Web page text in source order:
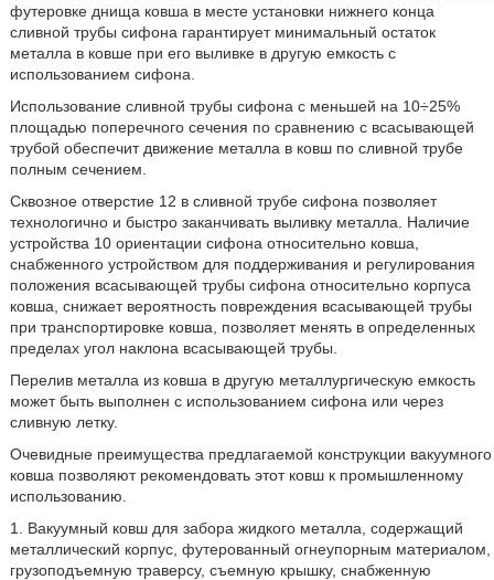
футеровке днища ковша в месте установки нижнего конца
сливной трубы сифона гарантирует минимальный остаток
металла в ковше при его выливке в другую емкость с
использованием сифона.
Использование сливной трубы сифона с меньшей на 10÷25%
площадью поперечного сечения по сравнению с всасывающей
трубой обеспечит движение металла в ковш по сливной трубе
полным сечением.
Сквозное отверстие 12 в сливной трубе сифона позволяет
технологично и быстро заканчивать выливку металла. Наличие
устройства 10 ориентации сифона относительно ковша,
снабженного устройством для поддерживания и регулирования
положения всасывающей трубы сифона относительно корпуса
ковша, снижает вероятность повреждения всасывающей трубы
при транспортировке ковша, позволяет менять в определенных
пределах угол наклона всасывающей трубы.
Перелив металла из ковша в другую металлургическую емкость
может быть выполнен с использованием сифона или через
сливную летку.
Очевидные преимущества предлагаемой конструкции вакуумного
ковша позволяют рекомендовать этот ковш к промышленному
использованию.
1. Вакуумный ковш для забора жидкого металла, содержащий
металлический корпус, футерованный огнеупорным материалом,
грузоподъемную траверсу, съемную крышку, снабженную